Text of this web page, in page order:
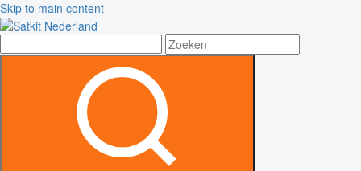
Skip to main content